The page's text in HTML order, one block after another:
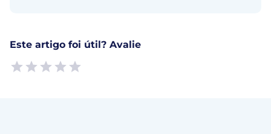
Este artigo foi útil? Avalie